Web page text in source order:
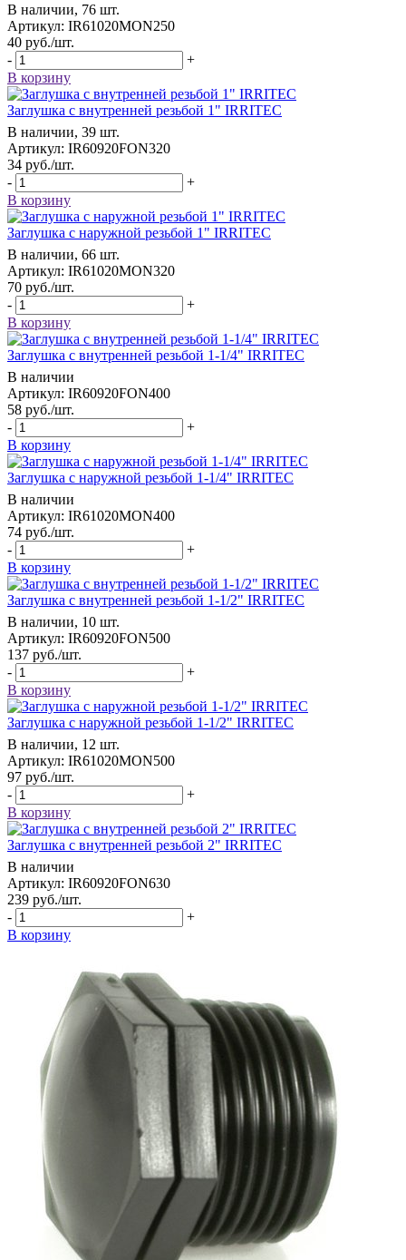
В наличии, 76 шт.
Артикул: IR61020MON250
40 руб./шт.
-
+
В корзину
Заглушка с внутренней резьбой 1" IRRITEC
В наличии, 39 шт.
Артикул: IR60920FON320
34 руб./шт.
-
+
В корзину
Заглушка с наружной резьбой 1" IRRITEC
В наличии, 66 шт.
Артикул: IR61020MON320
70 руб./шт.
-
+
В корзину
Заглушка с внутренней резьбой 1-1/4" IRRITEC
В наличии
Артикул: IR60920FON400
58 руб./шт.
-
+
В корзину
Заглушка с наружной резьбой 1-1/4" IRRITEC
В наличии
Артикул: IR61020MON400
74 руб./шт.
-
+
В корзину
Заглушка с внутренней резьбой 1-1/2" IRRITEC
В наличии, 10 шт.
Артикул: IR60920FON500
137 руб./шт.
-
+
В корзину
Заглушка с наружной резьбой 1-1/2" IRRITEC
В наличии, 12 шт.
Артикул: IR61020MON500
97 руб./шт.
-
+
В корзину
Заглушка с внутренней резьбой 2" IRRITEC
В наличии
Артикул: IR60920FON630
239 руб./шт.
-
+
В корзину